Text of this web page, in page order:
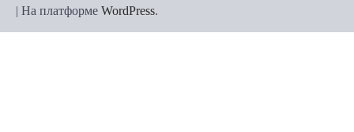
| На платформе WordPress.